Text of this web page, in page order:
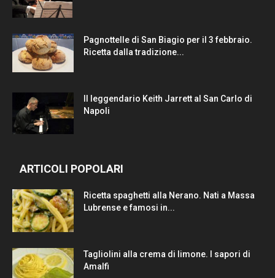
Pagnottelle di San Biagio per il 3 febbraio.
Ricetta dalla tradizione...
Il leggendario Keith Jarrett al San Carlo di
Napoli
ARTICOLI POPOLARI
Ricetta spaghetti alla Nerano. Nati a Massa
Lubrense e famosi in...
Tagliolini alla crema di limone. I sapori di
Amalfi